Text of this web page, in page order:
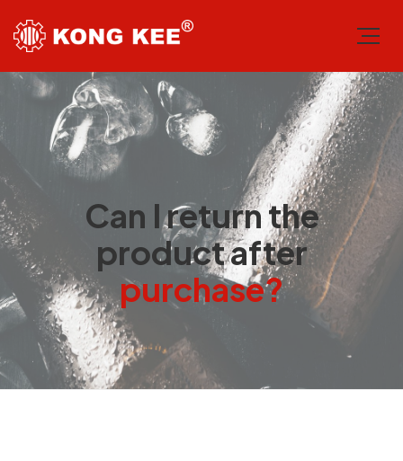
Can I return the
product after
purchase?